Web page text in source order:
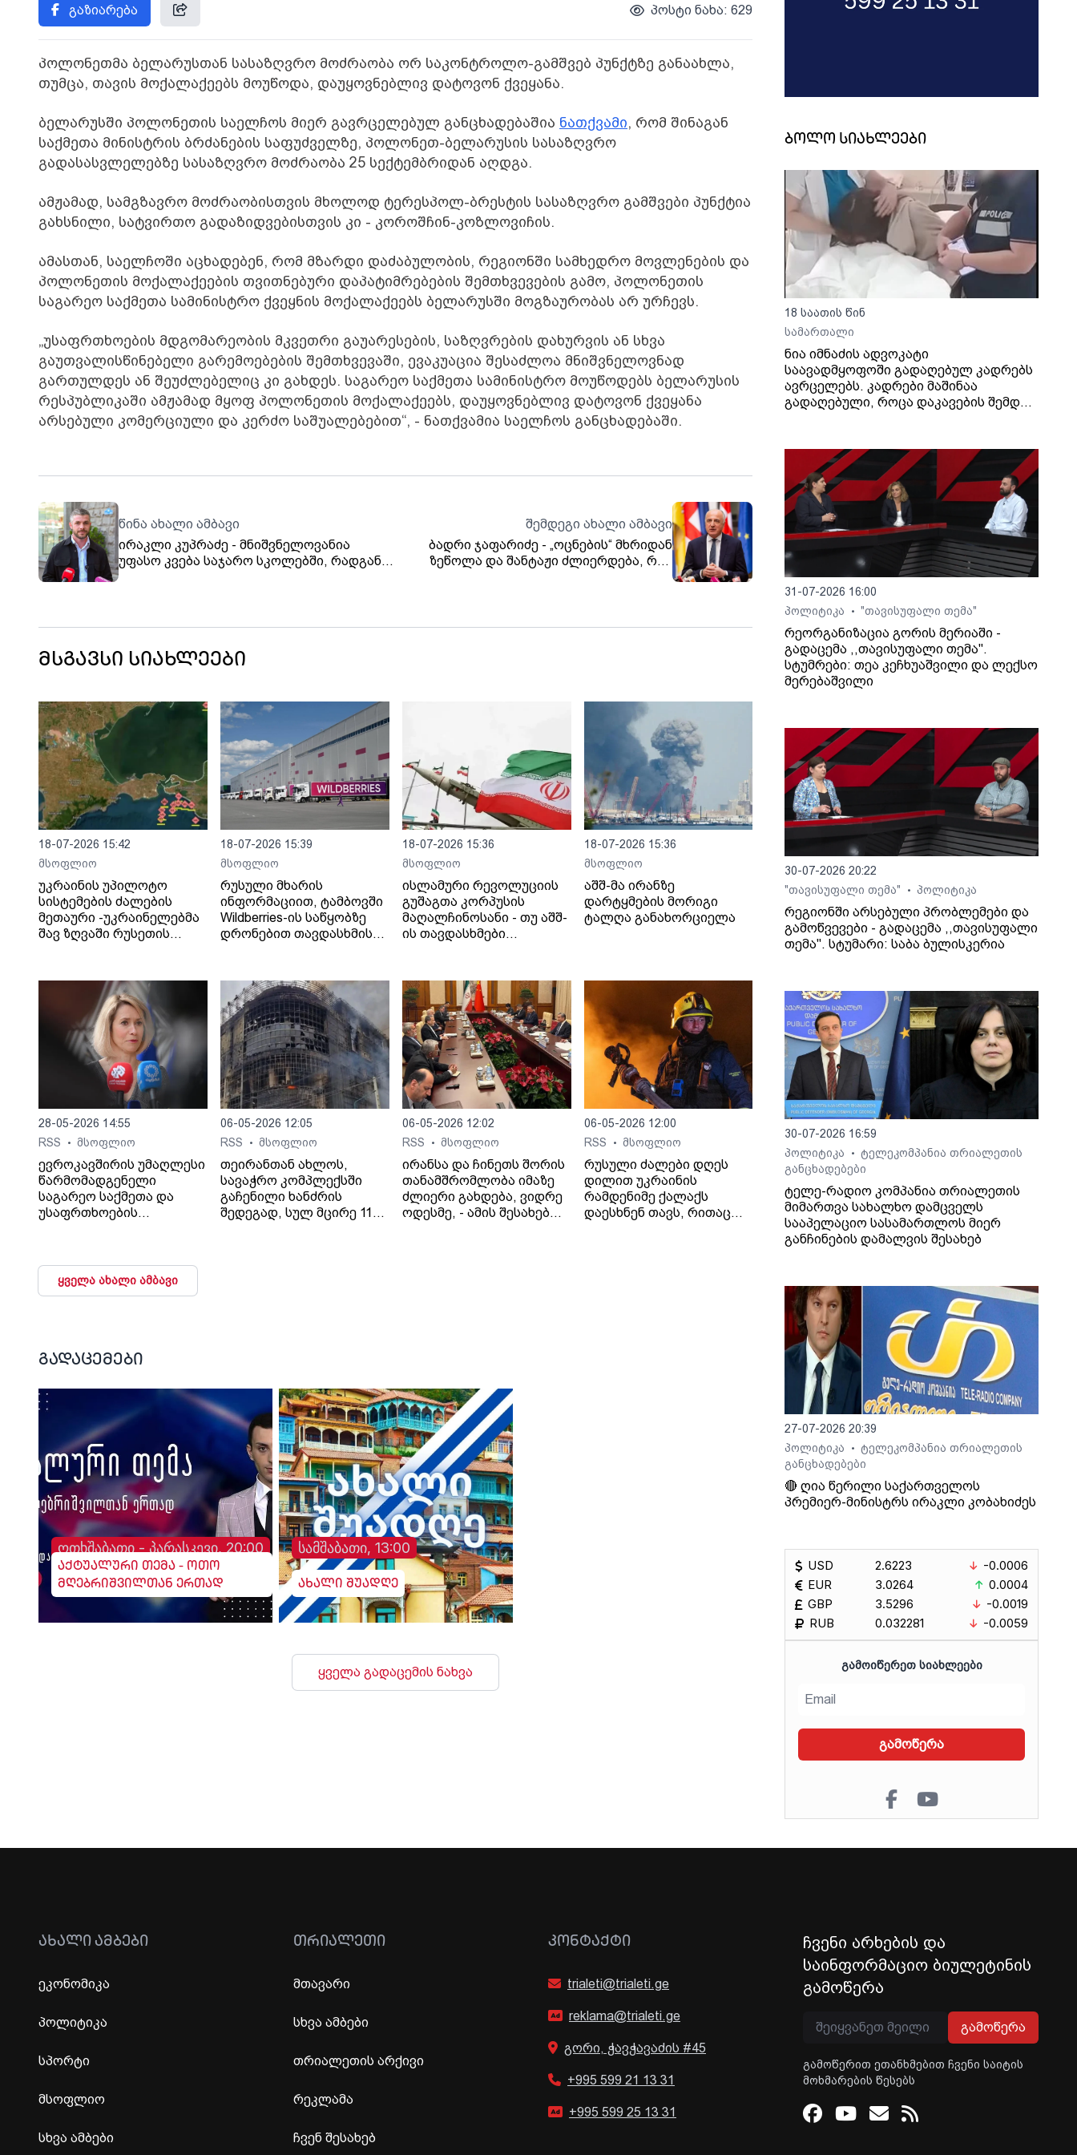
გაზიარება პოსტი ნახა: 629
პოლონეთმა ბელარუსთან სასაზღვრო მოძრაობა ორ საკონტროლო-გამშვებ პუნქტზე განაახლა,
თუმცა, თავის მოქალაქეებს მოუწოდა, დაუყოვნებლივ დატოვონ ქვეყანა.
ბელარუსში პოლონეთის საელჩოს მიერ გავრცელებულ განცხადებაშია ნათქვამი, რომ შინაგან
საქმეთა მინისტრის ბრძანების საფუძველზე, პოლონეთ-ბელარუსის სასაზღვრო
გადასასვლელებზე სასაზღვრო მოძრაობა 25 სექტემბრიდან აღდგა.
ამჟამად, სამგზავრო მოძრაობისთვის მხოლოდ ტერესპოლ-ბრესტის სასაზღვრო გამშვები პუნქტია
გახსნილი, სატვირთო გადაზიდვებისთვის კი - კოროშჩინ-კოზლოვიჩის.
ამასთან, საელჩოში აცხადებენ, რომ მზარდი დაძაბულობის, რეგიონში სამხედრო მოვლენების და
პოლონეთის მოქალაქეების თვითნებური დაპატიმრებების შემთხვევების გამო, პოლონეთის
საგარეო საქმეთა სამინისტრო ქვეყნის მოქალაქეებს ბელარუსში მოგზაურობას არ ურჩევს.
„უსაფრთხოების მდგომარეობის მკვეთრი გაუარესების, საზღვრების დახურვის ან სხვა
გაუთვალისწინებელი გარემოებების შემთხვევაში, ევაკუაცია შესაძლოა მნიშვნელოვნად
გართულდეს ან შეუძლებელიც კი გახდეს. საგარეო საქმეთა სამინისტრო მოუწოდებს ბელარუსის
რესპუბლიკაში ამჟამად მყოფ პოლონეთის მოქალაქეებს, დაუყოვნებლივ დატოვონ ქვეყანა
არსებული კომერციული და კერძო საშუალებებით“, - ნათქვამია საელჩოს განცხადებაში.
წინა ახალი ამბავი
ირაკლი კუპრაძე - მნიშვნელოვანია
უფასო კვება საჯარო სკოლებში, რადგან
შემდეგი ახალი ამბავი
ბადრი ჯაფარიძე - „ოცნების“ მხრიდან
ზეწოლა და შანტაჟი ძლიერდება, რაც
მხოლოდ იმაზე მიუთითებს, რომ ქვეყანაში
მსგავსი სიახლეები
18-07-2026 15:42
მსოფლიო
უკრაინის უპილოტო
სისტემების ძალების
მეთაური -უკრაინელებმა
შავ ზღვაში რუსეთის
18-07-2026 15:39
მსოფლიო
რუსული მხარის
ინფორმაციით, ტამბოვში
Wildberries-ის საწყობზე
დრონებით თავდასხმის
18-07-2026 15:36
მსოფლიო
ისლამური რევოლუციის
გუშაგთა კორპუსის
მაღალჩინოსანი - თუ აშშ-
ის თავდასხმები
შეტევითი ოპერაციების
ფაზაში გადავალთ.
18-07-2026 15:36
მსოფლიო
აშშ-მა ირანზე
დარტყმების მორიგი
ტალღა განახორციელა
28-05-2026 14:55
RSS
• მსოფლიო
ევროკავშირის უმაღლესი
წარმომადგენელი
საგარეო საქმეთა და
უსაფრთხოების
საკითხზე
მოლაპარაკებების
საქართველოდან და
ჯარების გაყვანის
საკითხსაც დააყენებს.
06-05-2026 12:05
RSS
• მსოფლიო
თეირანთან ახლოს,
სავაჭრო კომპლექსში
გაჩენილი ხანძრის
შედეგად, სულ მცირე 11
ანდიშეში გაჩნდა, სადაც
250-ზე მეტი კომერციული
და 50 საოფისე ფართია
განთავსებული.
06-05-2026 12:02
RSS
• მსოფლიო
ირანსა და ჩინეთს შორის
თანამშრომლობა იმაზე
ძლიერი გახდება, ვიდრე
ოდესმე, - ამის შესახებ
შეხვედრაზე ჩინეთს
„ირანის ახლო მეგობარი“
უწოდა. „არსებულ
ვითარებაში, ჩვენს
ქვეყნებს შორის
ორმხრივი
თანამშრომლობა კიდევ
უფრო გაძლიერდება“, -
განაცხადა აბას არაღჩიმ.
06-05-2026 12:00
RSS
• მსოფლიო
რუსული ძალები დღეს
დილით უკრაინის
რამდენიმე ქალაქს
დაესხნენ თავს, რითაც
ყველა ახალი ამბავი
გადაცემები
ოთხშაბათი - პარასკევი, 20:00
აქტუალური თემა - ოთო
მღებრიშვილთან ერთად
სამშაბათი, 13:00
ახალი შუადღე
ყველა გადაცემის ნახვა
ბოლო სიახლეები
18 საათის წინ
სამართალი
ნია იმნაძის ადვოკატი
საავადმყოფოში გადაღებულ კადრებს
ავრცელებს. კადრები მაშინაა
გადაღებული, როცა დაკავების შემდეგ
31-07-2026 16:00
პოლიტიკა
• "თავისუფალი თემა"
რეორგანიზაცია გორის მერიაში -
გადაცემა ,,თავისუფალი თემა".
სტუმრები: თეა კეჩხუაშვილი და ლექსო
მერებაშვილი
30-07-2026 20:22
"თავისუფალი თემა"
• პოლიტიკა
რეგიონში არსებული პრობლემები და
გამოწვევები - გადაცემა ,,თავისუფალი
თემა". სტუმარი: საბა ბულისკერია
30-07-2026 16:59
პოლიტიკა
•
ტელეკომპანია თრიალეთის
განცხადებები
ტელე-რადიო კომპანია თრიალეთის
მიმართვა სახალხო დამცველს
სააპელაციო სასამართლოს მიერ
განჩინების დამალვის შესახებ
27-07-2026 20:39
პოლიტიკა
•
ტელეკომპანია თრიალეთის
განცხადებები
🔴 ღია წერილი საქართველოს
პრემიერ-მინისტრს ირაკლი კობახიძეს
USD
EUR
GBP
RUB
2.6223
3.0264
3.5296
0.032281
-0.0006
0.0004
-0.0019
-0.0059
ᲒᲐᲛᲝᲘᲬᲔᲠᲔᲗ ᲡᲘᲐᲮᲚᲔᲔᲑᲘ
გამოწერა
ᲐᲮᲐᲚᲘ ᲐᲛᲑᲔᲑᲘ
ეკონომიკა
პოლიტიკა
სპორტი
მსოფლიო
სხვა ამბები
ᲗᲠᲘᲐᲚᲔᲗᲘ
მთავარი
სხვა ამბები
თრიალეთის არქივი
რეკლამა
ჩვენ შესახებ
ᲙᲝᲜᲢᲐᲥᲢᲘ
trialeti@trialeti.ge
reklama@trialeti.ge
გორი, ჭავჭავაძის #45
+995 599 21 13 31
+995 599 25 13 31
ჩვენი არხების და
საინფორმაციო ბიულეტინის
გამოწერა
გამოწერა
გამოწერით ეთანხმებით ჩვენი საიტის
მოხმარების წესებს
Facebook
Youtube
Email
RSS